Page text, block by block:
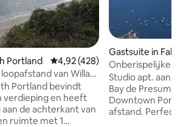
Portland Gemiddelde beoordeling van
4,92 (428)
van Willard
Portland bevindt
verdieping en heeft
de achterkant van
ruimte met 1
Gastsuite in
Onberispelijke
Studio apt. aan
Bay de
Downtown
afstand. Perfect